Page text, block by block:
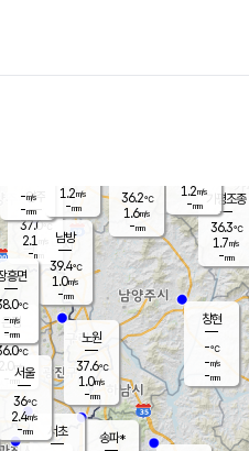
양주
37.0℃
2.1
-mm
가평조종
36.3℃
1.7m/s
-mm
36.2℃
1.6m/s
-mm
창현
-℃
-m/s
-mm
1.2m/s
-mm
은평
℃
2.0 m/s
- mm
노원
37.6℃
1.0m/s
-mm
송파*
서초
남방
39.4℃
1.0m/s
-mm
흥면
℃
-m/s
-mm
-m/s
-mm
서울
36℃
2.4m/s
-mm
1.2m/s
-mm